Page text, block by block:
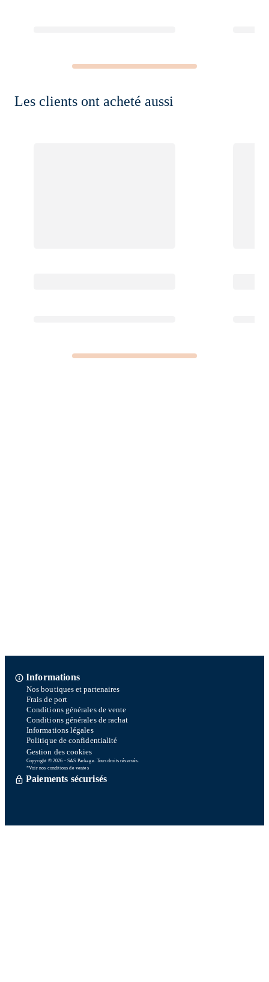
Les clients ont acheté aussi
Informations
Nos boutiques et partenaires
Frais de port
Conditions générales de vente
Conditions générales de rachat
Informations légales
Politique de confidentialité
Gestion des cookies
Copyright © 2026 - SAS Parkage. Tous droits réservés.
*Voir nos conditions de ventes
Paiements sécurisés